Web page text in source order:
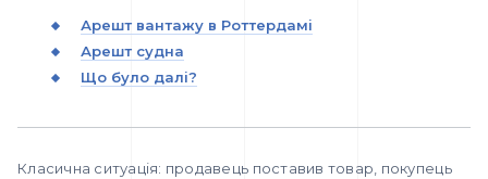
Арешт вантажу в Роттердамі
Арешт судна
Що було далі?
Класична ситуація: продавець поставив товар, покупець